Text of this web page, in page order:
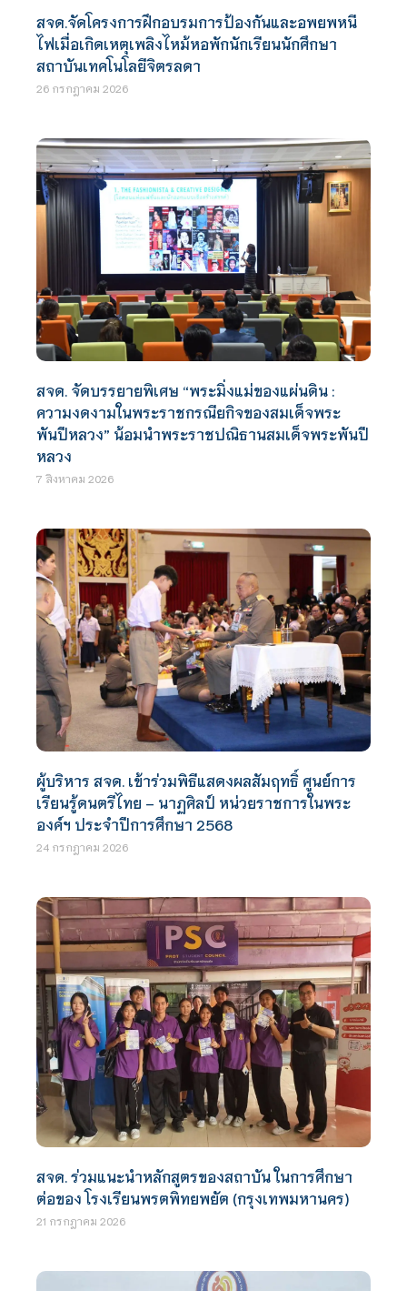
สจด.จัดโครงการฝึกอบรมการป้องกันและอพยพหนี
ไฟเมื่อเกิดเหตุเพลิงไหม้หอพักนักเรียนนักศึกษา
สถาบันเทคโนโลยีจิตรลดา
26 กรกฎาคม 2026
สจด. จัดบรรยายพิเศษ “พระมิ่งแม่ของแผ่นดิน :
ความงดงามในพระราชกรณียกิจของสมเด็จพระ
พันปีหลวง” น้อมนำพระราชปณิธานสมเด็จพระพันปี
หลวง
7 สิงหาคม 2026
ผู้บริหาร สจด. เข้าร่วมพิธีแสดงผลสัมฤทธิ์ ศูนย์การ
เรียนรู้ดนตรีไทย – นาฏศิลป์ หน่วยราชการในพระ
องค์ฯ ประจำปีการศึกษา 2568
24 กรกฎาคม 2026
สจด. ร่วมแนะนำหลักสูตรของสถาบัน ในการศึกษา
ต่อของ โรงเรียนพรตพิทยพยัต (กรุงเทพมหานคร)
21 กรกฎาคม 2026